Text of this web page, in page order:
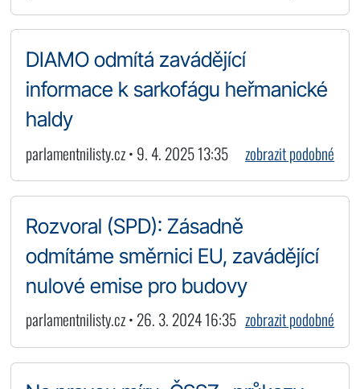
DIAMO odmítá zavádějící
informace k sarkofágu heřmanické
haldy
parlamentnilisty.cz • 9. 4. 2025 13:35 zobrazit podobné
Rozvoral (SPD): Zásadně
odmítáme směrnici EU, zavádějící
nulové emise pro budovy
parlamentnilisty.cz • 26. 3. 2024 16:35 zobrazit podobné